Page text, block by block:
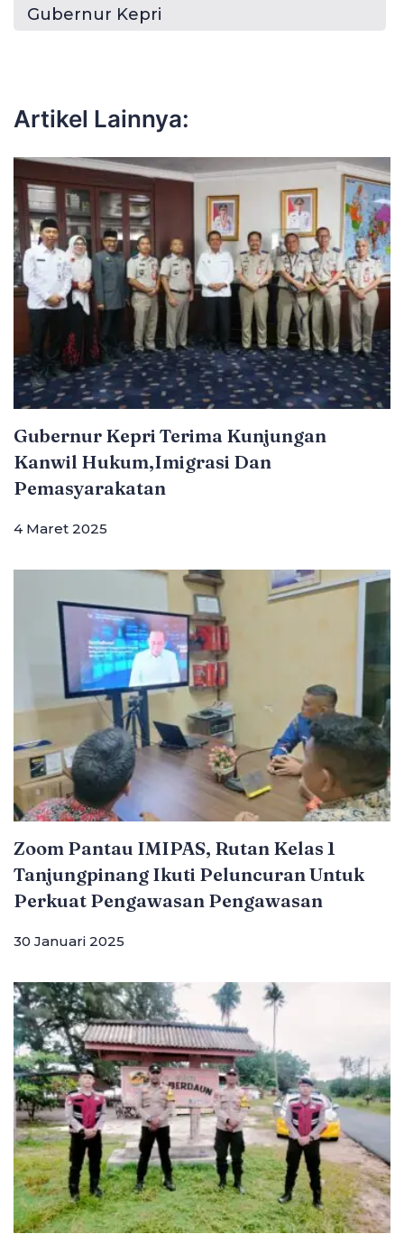
Gubernur Kepri
Artikel Lainnya:
Gubernur Kepri Terima Kunjungan
Kanwil Hukum,Imigrasi Dan
Pemasyarakatan
4 Maret 2025
Zoom Pantau IMIPAS, Rutan Kelas 1
Tanjungpinang Ikuti Peluncuran Untuk
Perkuat Pengawasan Pengawasan
30 Januari 2025